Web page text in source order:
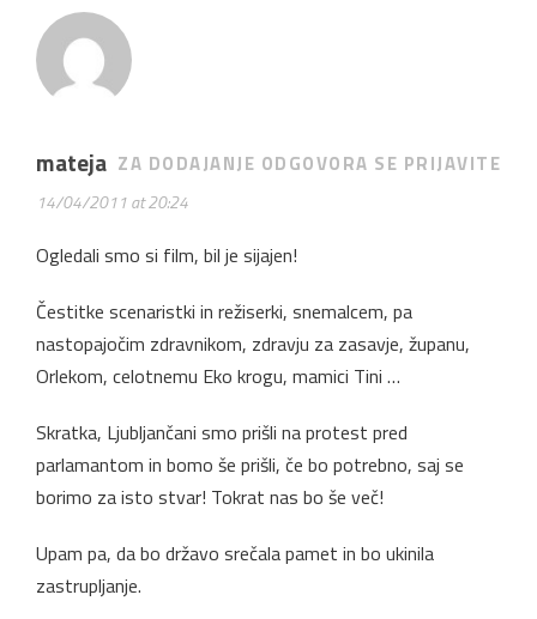
mateja
14/04/2011 at 20:24
ZA DODAJANJE ODGOVORA SE PRIJAVITE
Ogledali smo si film, bil je sijajen!
Čestitke scenaristki in režiserki, snemalcem, pa
nastopajočim zdravnikom, zdravju za zasavje, županu,
Orlekom, celotnemu Eko krogu, mamici Tini …
Skratka, Ljubljančani smo prišli na protest pred
parlamantom in bomo še prišli, če bo potrebno, saj se
borimo za isto stvar! Tokrat nas bo še več!
Upam pa, da bo državo srečala pamet in bo ukinila
zastrupljanje.